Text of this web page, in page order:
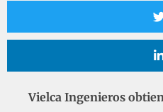
Vielca Ingenieros